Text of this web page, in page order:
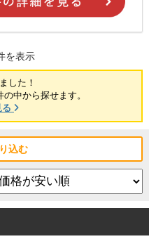
を表示
した！
の中から探せます。
込む